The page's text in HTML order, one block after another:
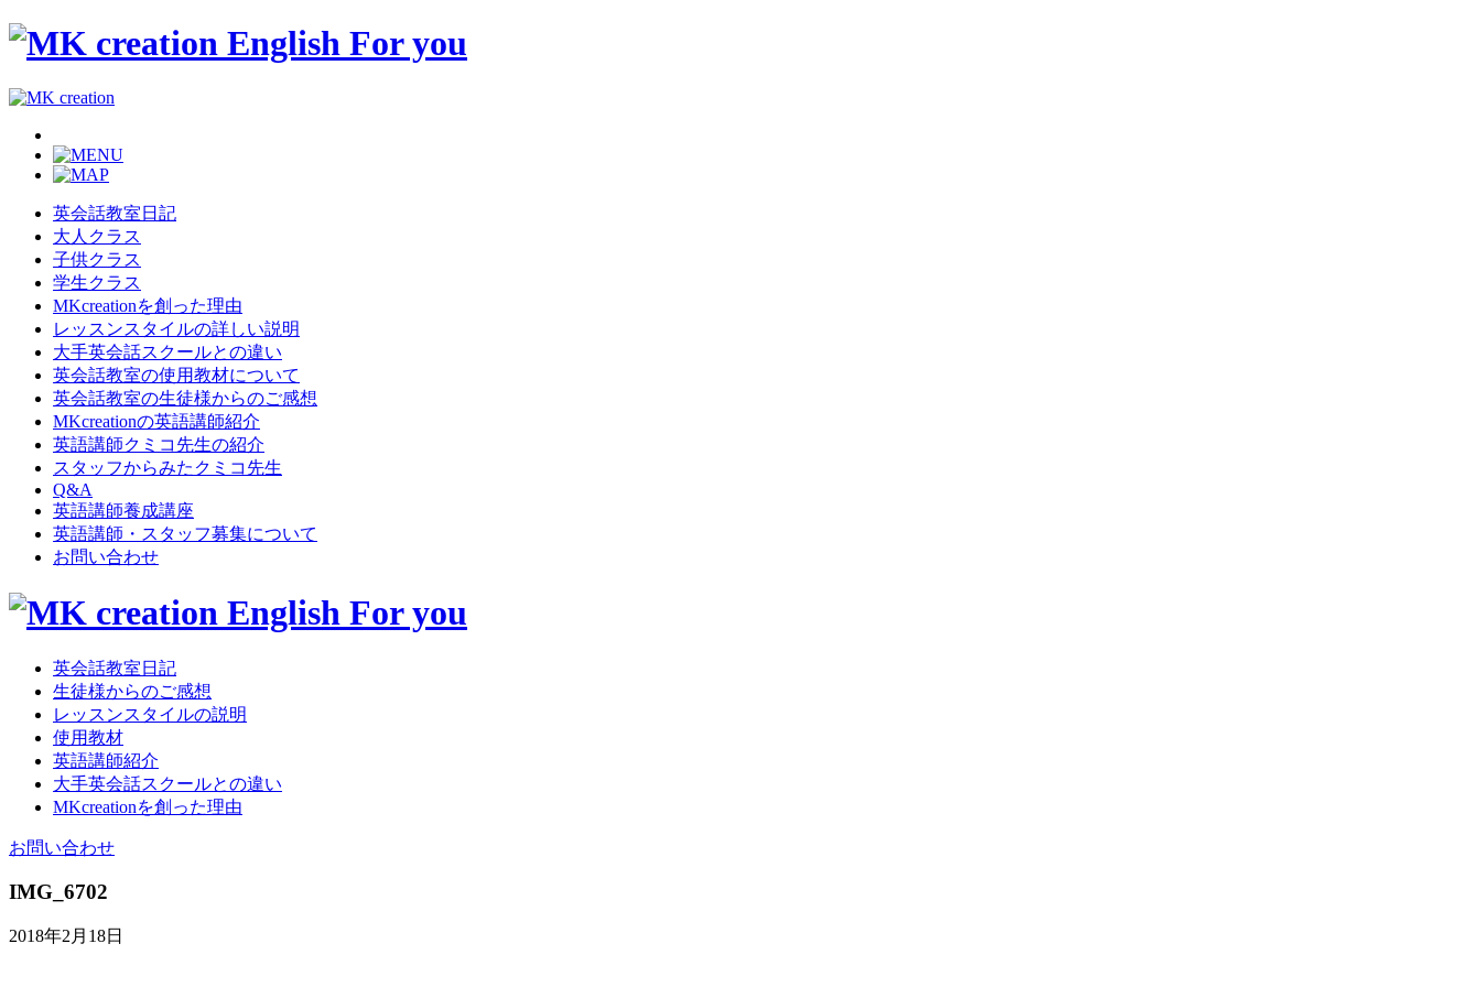
英会話教室日記
大人クラス
子供クラス
学生クラス
MKcreationを創った理由
レッスンスタイルの詳しい説明
大手英会話スクールとの違い
英会話教室の使用教材について
英会話教室の生徒様からのご感想
MKcreationの英語講師紹介
英語講師クミコ先生の紹介
スタッフからみたクミコ先生
Q&A
英語講師養成講座
英語講師・スタッフ募集について
お問い合わせ
英会話教室日記
生徒様からのご感想
レッスンスタイルの説明
使用教材
英語講師紹介
大手英会話スクールとの違い
MKcreationを創った理由
お問い合わせ
IMG_6702
2018年2月18日